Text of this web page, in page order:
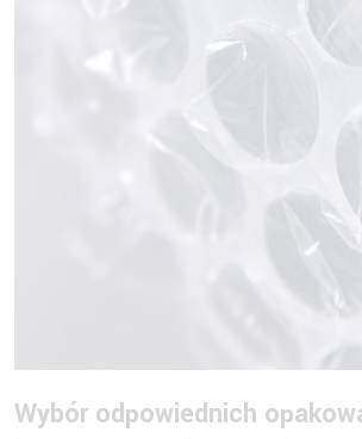
Wybór odpowiednich